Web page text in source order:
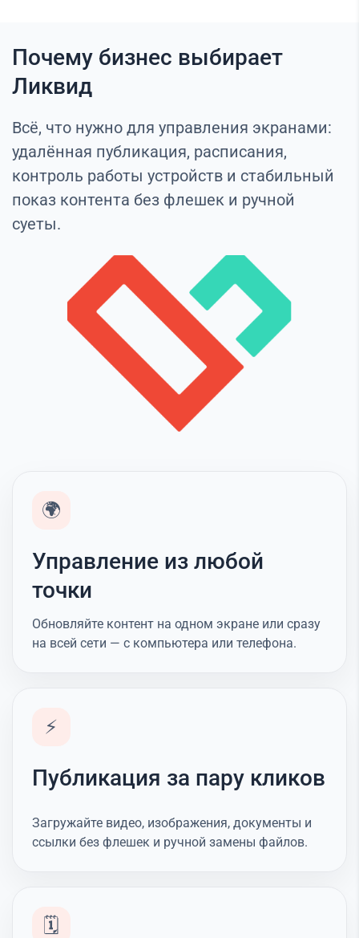
Почему бизнес выбирает
Ликвид
Всё, что нужно для управления экранами:
удалённая публикация, расписания,
контроль работы устройств и стабильный
показ контента без флешек и ручной
суеты.
🌍
Управление из любой
точки
Обновляйте контент на одном экране или сразу
на всей сети — с компьютера или телефона.
⚡
Публикация за пару кликов
Загружайте видео, изображения, документы и
ссылки без флешек и ручной замены файлов.
🗓️